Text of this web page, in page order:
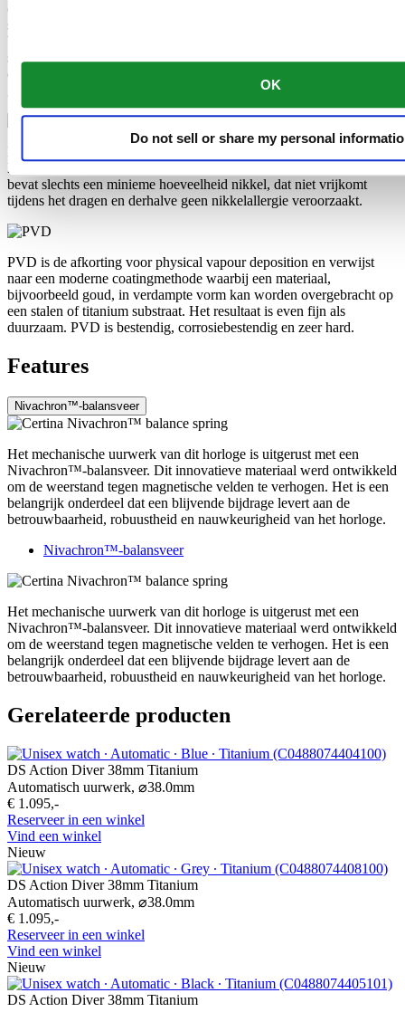
OK
Do not sell or share my personal
(Al2O3) die tot meer dan 2000°C wordt verhit. De resulterende
saffieren klomp wordt met grote precisie in fijne plakjes gesneden,
bijgesneden en gepolijst. Saffier is extreem krasbestendig,
schokbestendig en zeer transparant. Daarom is saffierglas een
essentieel element in het DS Concept en wordt het door Certina
gebruikt in al haar modellen om de wijzerplaten te beschermen.
Het 316L roestvrije staal dat Certina onder meer gebruikt voor
kasten, banden en gespen, is enorm bestendig en corrosievast. Het
bevat slechts een minieme hoeveelheid nikkel, dat niet vrijkomt
tijdens het dragen en derhalve geen nikkelallergie veroorzaakt.
PVD is de afkorting voor physical vapour deposition en verwijst
naar een moderne coatingmethode waarbij een materiaal,
bijvoorbeeld goud, in verdampte vorm kan worden overgebracht op
een stalen of titanium substraat. Het resultaat is even fijn als
duurzaam. PVD is bestendig, corrosiebestendig en zeer hard.
Features
Nivachron™-balansveer
Het mechanische uurwerk van dit horloge is uitgerust met een
Nivachron™-balansveer. Dit innovatieve materiaal werd ontwikkeld
om de weerstand tegen magnetische velden te verhogen. Het is een
belangrijk onderdeel dat een blijvende bijdrage levert aan de
betrouwbaarheid, robuustheid en nauwkeurigheid van het horloge.
Nivachron™-balansveer
Het mechanische uurwerk van dit horloge is uitgerust met een
Nivachron™-balansveer. Dit innovatieve materiaal werd ontwikkeld
om de weerstand tegen magnetische velden te verhogen. Het is een
belangrijk onderdeel dat een blijvende bijdrage levert aan de
betrouwbaarheid, robuustheid en nauwkeurigheid van het horloge.
Gerelateerde producten
DS Action Diver 38mm Titanium
Automatisch uurwerk, ⌀38.0mm
€ 1.095,-
Reserveer in een winkel
Vind een winkel
Nieuw
DS Action Diver 38mm Titanium
Automatisch uurwerk, ⌀38.0mm
€ 1.095,-
Reserveer in een winkel
Vind een winkel
Nieuw
DS Action Diver 38mm Titanium